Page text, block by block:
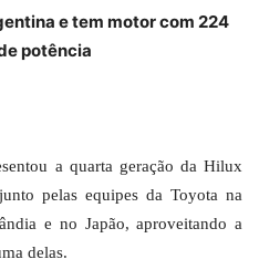
e tem motor com 224
potência
a quarta geração da Hilux
pelas equipes da Toyota na
e no Japão, aproveitando a
delas.